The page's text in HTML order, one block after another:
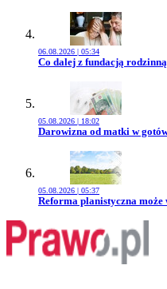
06.08.2026 | 05:34
Przejdź do artykułu:
Co dalej z fundacją
05.08.2026 | 18:02
Przejdź do artykułu:
Darowizna od matki w
05.08.2026 | 05:37
Przejdź do artykułu:
Reforma planistyczna może